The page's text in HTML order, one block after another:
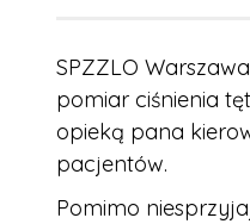
SPZZLO
pomiar ciśnienia
opieką pana
pacjentów.
Pomimo